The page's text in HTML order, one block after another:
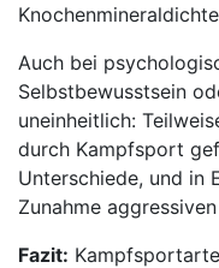
Auch bei
Selbstbewusstsein
uneinheitlich:
durch Kampfsport
Unterschiede, und in
Zunahme
Fazit: